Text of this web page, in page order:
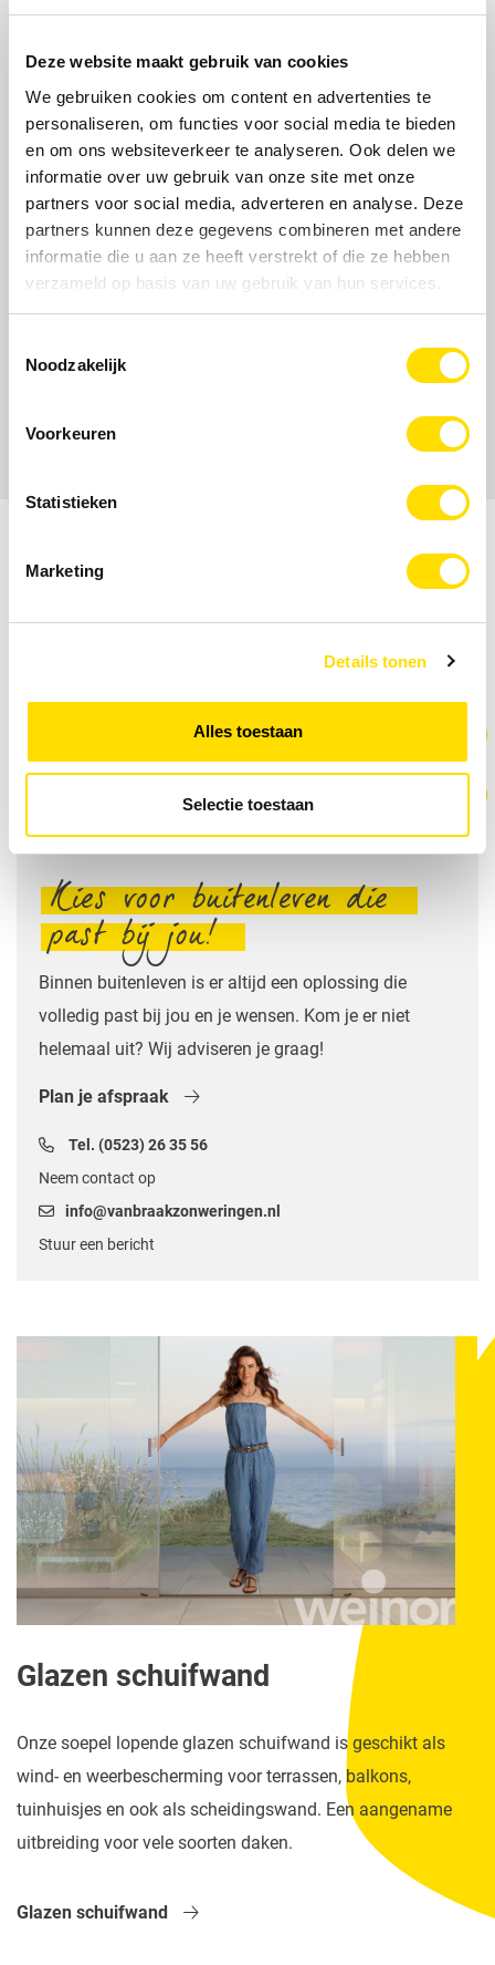
Deze website maakt gebruik van cookies
We gebruiken cookies om content en advertenties te
personaliseren, om functies voor social media te bieden
en om ons websiteverkeer te analyseren. Ook delen we
informatie over uw gebruik van onze site met onze
partners voor social media, adverteren en analyse. Deze
partners kunnen deze gegevens combineren met andere
informatie die u aan ze heeft verstrekt of die ze hebben
verzameld op basis van uw gebruik van hun services.
Noodzakelijk
Voorkeuren
Statistieken
Marketing
Details tonen
Alles toestaan
Selectie toestaan
kubistische elegantie wordt optimaal aangevuld door
hoogwaardige sierlijsten en het unieke verlichtingsconcept
voor staanders en dakdragers.
Gerelateerde bestanden
Terrazza Sempra
Kies voor buitenleven die
past bij jou!
Binnen buitenleven is er altijd een oplossing die
volledig past bij jou en je wensen. Kom je er niet
helemaal uit? Wij adviseren je graag!
Plan je afspraak
Tel. (0523) 26 35 56
Neem contact op
info@vanbraakzonweringen.nl
Stuur een bericht
Glazen schuifwand
Onze soepel lopende glazen schuifwand is geschikt als
wind- en weerbescherming voor terrassen, balkons,
tuinhuisjes en ook als scheidingswand. Een aangename
uitbreiding voor vele soorten daken.
Glazen schuifwand